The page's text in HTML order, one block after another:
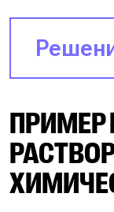
состав
Возьмём
Она
г воды).
ПРИМЕР